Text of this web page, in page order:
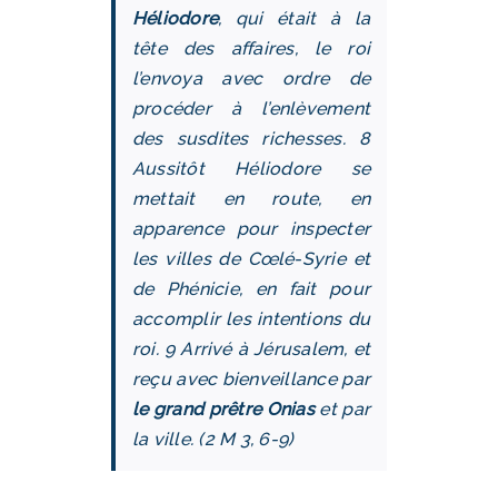
Héliodore, qui était à la
tête des affaires, le roi
l’envoya avec ordre de
procéder à l’enlèvement
des susdites richesses. 8
Aussitôt Héliodore se
mettait en route, en
apparence pour inspecter
les villes de Cœlé-Syrie et
de Phénicie, en fait pour
accomplir les intentions du
roi. 9 Arrivé à Jérusalem, et
reçu avec bienveillance par
le grand prêtre Oniaset par
la ville. (2 M 3, 6‑9)